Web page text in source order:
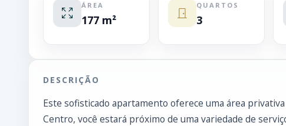
ÁREA
177 m²
QUARTOS
3
DESCRIÇÃO
Este sofisticado apartamento oferece uma área
Centro, você estará próximo de uma variedade de